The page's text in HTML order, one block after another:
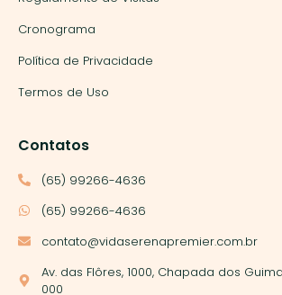
Cronograma
Política de Privacidade
Termos de Uso
Contatos
(65) 99266-4636
(65) 99266-4636
contato@vidaserenapremier.com.br
Av. das Flôres, 1000, Chapada dos
000